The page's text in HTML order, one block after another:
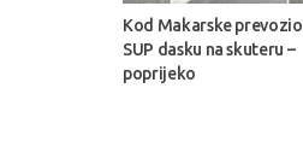
Kod Makarske prevozio
SUP dasku na skuteru –
poprijeko